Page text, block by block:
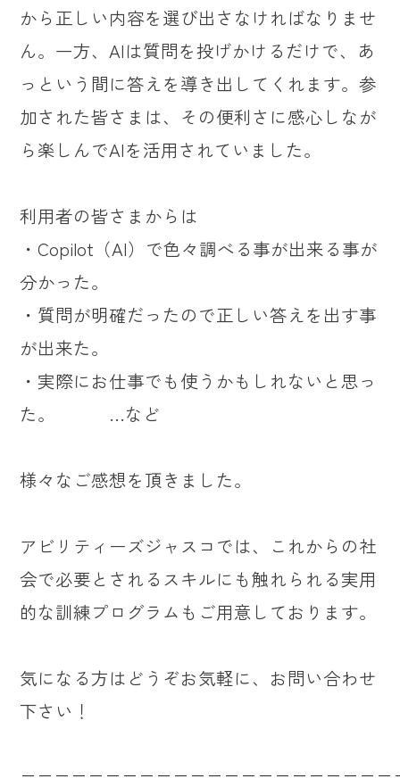
から正しい内容を選び出さなければなりませ
ん。一方、AIは質問を投げかけるだけで、あ
っという間に答えを導き出してくれます。参
加された皆さまは、その便利さに感心しなが
ら楽しんでAIを活用されていました。
利用者の皆さまからは
・Copilot（AI）で色々調べる事が出来る事が
分かった。
・質問が明確だったので正しい答えを出す事
が出来た。
・実際にお仕事でも使うかもしれないと思っ
た。 …など
様々なご感想を頂きました。
アビリティーズジャスコでは、これからの社
会で必要とされるスキルにも触れられる実用
的な訓練プログラムもご用意しております。
気になる方はどうぞお気軽に、お問い合わせ
下さい！